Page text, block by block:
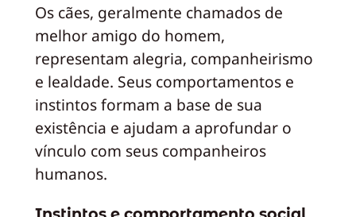
Os cães, geralmente chamados de
melhor amigo do homem,
representam alegria, companheirismo
e lealdade. Seus comportamentos e
instintos formam a base de sua
existência e ajudam a aprofundar o
vínculo com seus companheiros
humanos.